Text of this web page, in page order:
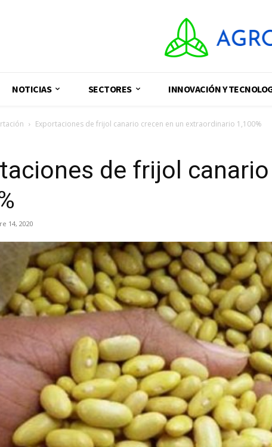
NOTICIAS SECTORES INNOVACIÓN Y
Exportaciones de frijol canario crecen en un extraordinario 1,100%
de frijol
14, 2020